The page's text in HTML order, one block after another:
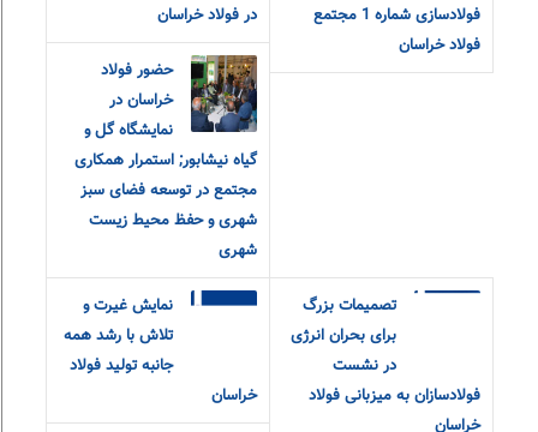
فولادسازی شماره 1 مجتمع
فولاد خراسان
در فولاد خراسان
حضور فولاد
خراسان در
نمایشگاه گل و
گیاه نیشابور; استمرار همکاری
مجتمع در توسعه فضای سبز
شهری و حفظ محیط زیست
شهری
تصمیمات بزرگ
برای بحران انرژی
در نشست
فولادسازان به میزبانی فولاد
خراسان
نمایش غیرت و
تلاش با رشد همه
جانبه تولید فولاد
خراسان